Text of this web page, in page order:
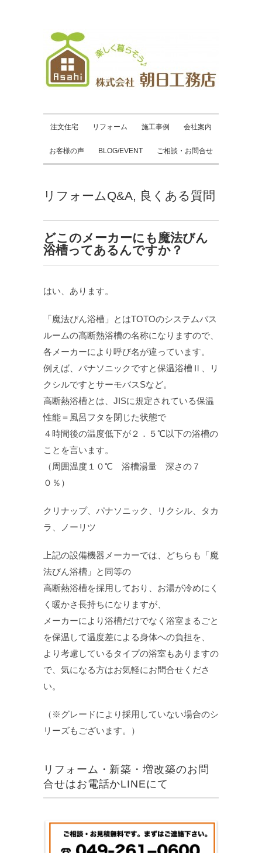
注文住宅 リフォーム 施工事例 会社案内
お客様の声 BLOG/EVENT ご相談・お問合せ
リフォームQ&A, 良くある質問
どこのメーカーにも魔法びん
浴槽ってあるんですか？
はい、あります。
「魔法びん浴槽」とはTOTOのシステムバス
ルームの高断熱浴槽の名称になりますので、
各メーカーにより呼び名が違っています。
例えば、パナソニックですと保温浴槽Ⅱ、リ
クシルですとサーモバスSなど。
高断熱浴槽とは、JISに規定されている保温
性能＝風呂フタを閉じた状態で
４時間後の温度低下が２．５℃以下の浴槽の
ことを言います。
（周囲温度１０℃ 浴槽湯量 深さの７
０％）
クリナップ、パナソニック、リクシル、タカ
ラ、ノーリツ
上記の設備機器メーカーでは、どちらも「魔
法びん浴槽」と同等の
高断熱浴槽を採用しており、お湯が冷めにく
く暖かさ長持ちになりますが、
メーカーにより浴槽だけでなく浴室まるごと
を保温して温度差による身体への負担を、
より考慮しているタイプの浴室もありますの
で、気になる方はお気軽にお問合せくださ
い。
（※グレードにより採用していない場合のシ
リーズもございます。）
リフォーム・新築・増改築のお問
合せはお電話かLINEにて